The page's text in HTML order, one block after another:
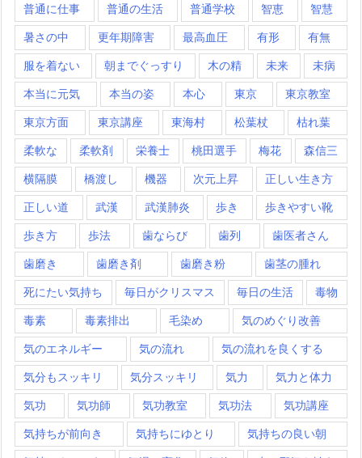
普通に仕事 普通の生活 普通学校 智恵 智慧
暑さの中 更年期障害 最高血圧 有形 有無
服を着ない 朝までぐっすり 木の精 未来 未病
本当に元気 本当の姿 本心 東京 東京教室
東京方面 東京講座 東海村 松葉杖 枯れ葉
柔軟な 柔軟剤 栄養士 桃田選手 梅花 森信三
横隔膜 橋渡し 機器 次元上昇 正しい生き方
正しい道 武漢 武漢肺炎 歩き 歩きやすい靴
歩き方 歩法 歯ならび 歯列 歯医者さん
歯磨き 歯磨き剤 歯磨き粉 歯茎の腫れ
死にたい気持ち 毎日がクリスマス 毎日の生活 毒物
毒素 毒素排出 毛染め 気のめぐり改善
気のエネルギー 気の流れ 気の流れを良くする
気分もスッキリ 気分スッキリ 気力 気力と体力
気功 気功師 気功教室 気功法 気功講座
気持ちが前向き 気持ちにゆとり 気持ちの良い朝